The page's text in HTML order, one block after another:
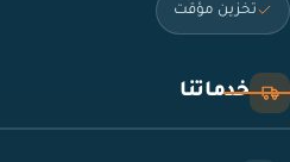
تخزين مؤقت
خدماتنا